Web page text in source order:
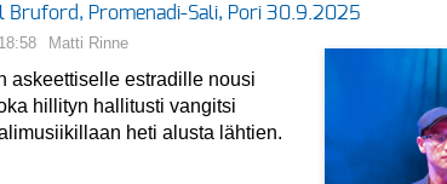
Bruford, Promenadi-Sali, Pori 30.9.2025
Matti Rinne
askeettiselle estradille nousi
hillityn hallitusti vangitsi
heti alusta lähtien.